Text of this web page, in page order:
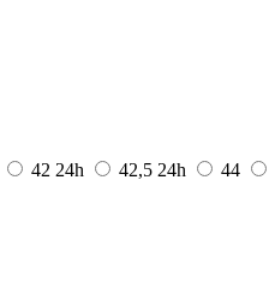
42 24h 42,5 24h
44